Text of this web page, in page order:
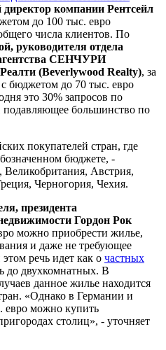
компании Рентсейл
до 100 тыс. евро
числа клиентов. По
руководителя отдела
СЕНЧУРИ
(Beverlywood Realty), за
бюджетом до 70 тыс. евро
это 30% запросов по
большинство по
покупателей стран, где
бюджете, -
Великобритания, Австрия,
Черногория, Чехия.
президента
Гордон Рок
можно приобрести жилье,
и даже не требующее
речь идет как о частных
до двухкомнатных. В
данное жилье находится
«Однако в Германии и
евро можно купить
столиц», - уточняет